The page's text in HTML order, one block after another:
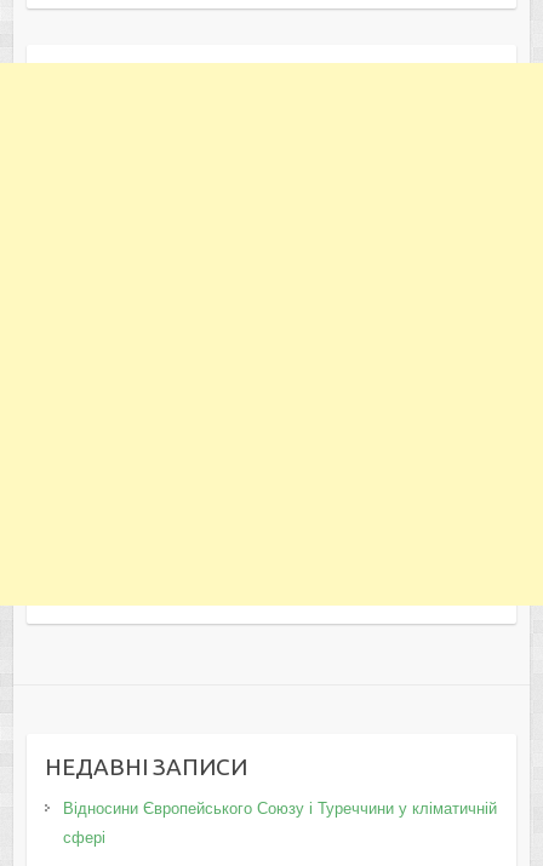
НЕДАВНІ ЗАПИСИ
Відносини Європейського Союзу і Туреччини у кліматичній
сфері